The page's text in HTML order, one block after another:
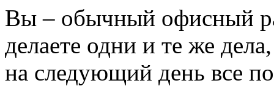
Вы – обычный офисный
делаете одни и те же
на следующий день все